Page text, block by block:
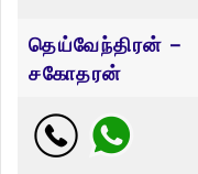
தெய்வேந்திரன் –
சகோதரன்